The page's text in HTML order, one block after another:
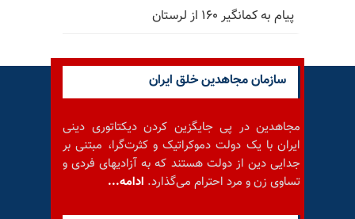
پیام به کمانگیر ۱۶۰ از لرستان
سازمان مجاهدین خلق ایران
مجاهدین در پی جایگزین کردن دیکتاتوری دینی
ایران با یک دولت دموکراتیک و کثرت‌گرا، مبتنی بر
جدایی دین از دولت هستند که به آزادیهای فردی و
تساوی زن و مرد احترام می‌گذارد. ادامه...